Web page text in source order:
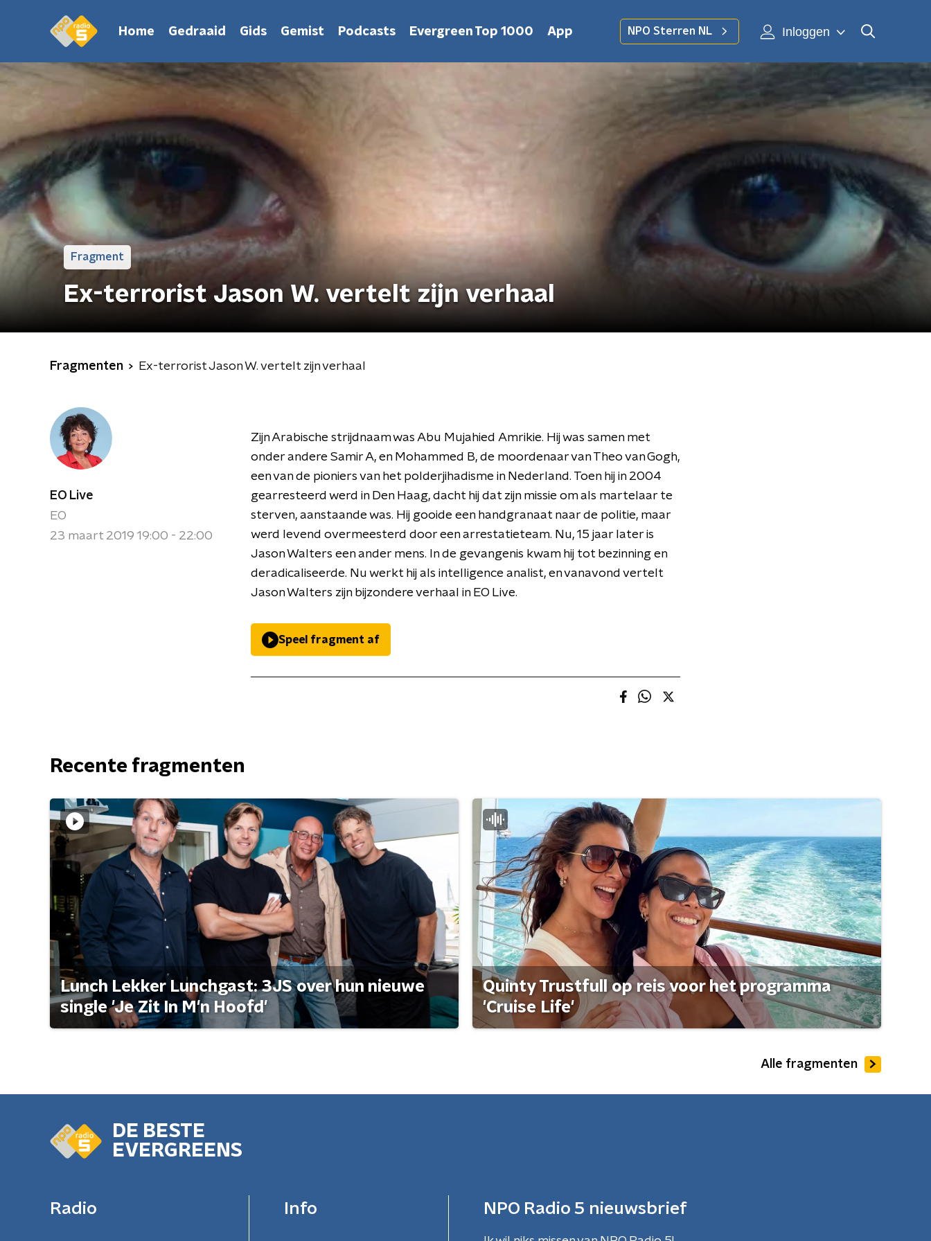
Home Gedraaid Gids Gemist Podcasts Evergreen Top 1000 App NPO Sterren NL Inloggen
Fragment
Ex-terrorist Jason W. vertelt zijn verhaal
Fragmenten Ex-terrorist Jason W. vertelt zijn verhaal
EO Live
EO
23 maart 2019 19:00 - 22:00
Zijn Arabische strijdnaam was Abu Mujahied Amrikie. Hij was samen met
onder andere Samir A, en Mohammed B, de moordenaar van Theo van Gogh,
een van de pioniers van het polderjihadisme in Nederland. Toen hij in 2004
gearresteerd werd in Den Haag, dacht hij dat zijn missie om als martelaar te
sterven, aanstaande was. Hij gooide een handgranaat naar de politie, maar
werd levend overmeesterd door een arrestatieteam. Nu, 15 jaar later is
Jason Walters een ander mens. In de gevangenis kwam hij tot bezinning en
deradicaliseerde. Nu werkt hij als intelligence analist, en vanavond vertelt
Jason Walters zijn bijzondere verhaal in EO Live.
Speel fragment af
Recente fragmenten
Lunch Lekker Lunchgast: 3JS over hun nieuwe
single 'Je Zit In M'n Hoofd'
Quinty Trustfull op reis voor het programma
'Cruise Life'
Alle fragmenten
DE BESTE
EVERGREENS
Radio Info NPO Radio 5 nieuwsbrief